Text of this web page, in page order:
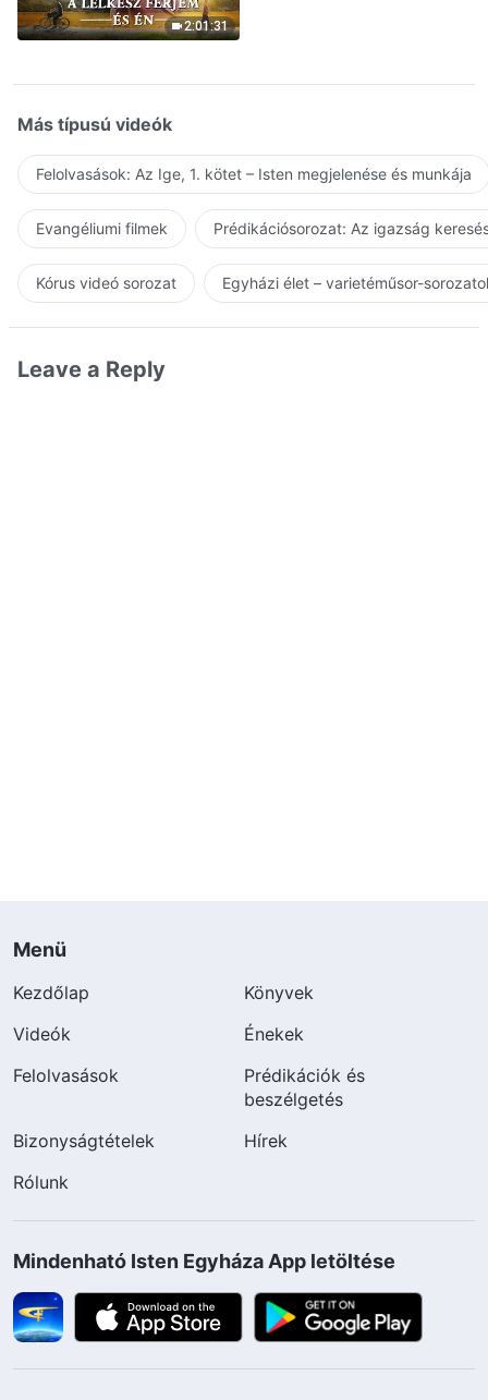
2:01:31
Más típusú videók
Felolvasások: Az Ige, 1. kötet – Isten megjelenése és munkája
Evangéliumi filmek Prédikációsorozat: Az igazság
Kórus videó sorozat Egyházi élet – varietéműsor-
Leave a Reply
Menü
Kezdőlap
Könyvek
Videók
Énekek
Felolvasások
Prédikációk és
beszélgetés
Bizonyságtételek
Hírek
Rólunk
Mindenható Isten Egyháza App letöltése